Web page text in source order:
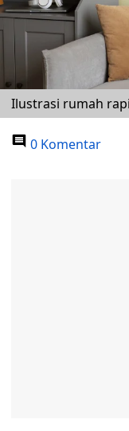
Ilustrasi rumah
0 Komentar